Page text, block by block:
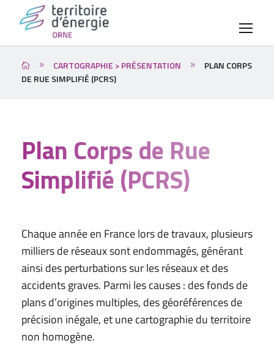
CARTOGRAPHIE > PRÉSENTATION
PLAN CORPS
DE RUE SIMPLIFIÉ (PCRS)
Plan Corps de Rue
Simplifié (PCRS)
Chaque année en France lors de travaux, plusieurs
milliers de réseaux sont endommagés, générant
ainsi des perturbations sur les réseaux et des
accidents graves. Parmi les causes : des fonds de
plans d’origines multiples, des géoréférences de
précision inégale, et une cartographie du territoire
non homogène.